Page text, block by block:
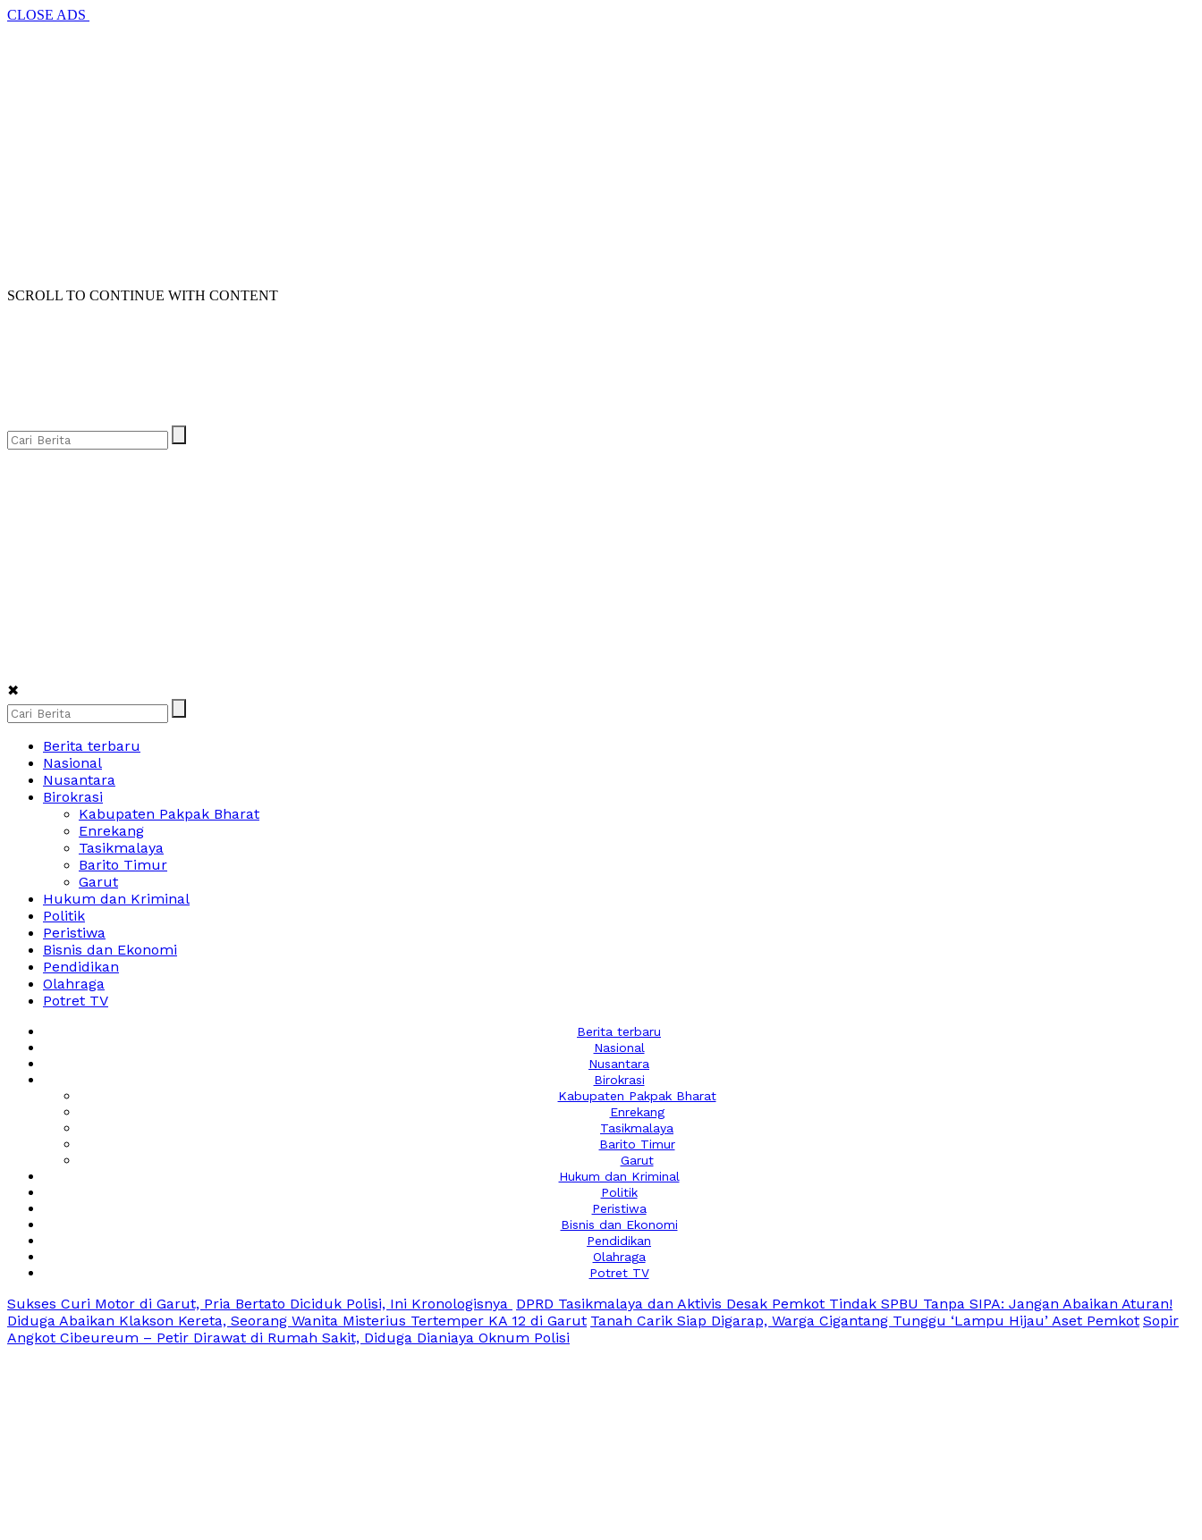
CLOSE ADS
SCROLL TO CONTINUE WITH CONTENT
✖
Berita terbaru
Nasional
Nusantara
Birokrasi
Kabupaten Pakpak Bharat
Enrekang
Tasikmalaya
Barito Timur
Garut
Hukum dan Kriminal
Politik
Peristiwa
Bisnis dan Ekonomi
Pendidikan
Olahraga
Potret TV
Berita terbaru
Nasional
Nusantara
Birokrasi
Kabupaten Pakpak Bharat
Enrekang
Tasikmalaya
Barito Timur
Garut
Hukum dan Kriminal
Politik
Peristiwa
Bisnis dan Ekonomi
Pendidikan
Olahraga
Potret TV
Sukses Curi Motor di Garut, Pria Bertato Diciduk Polisi, Ini Kronologisnya DPRD Tasikmalaya dan Aktivis Desak Pemkot Tindak SPBU Tanpa SIPA: Jangan Abaikan Aturan!
Diduga Abaikan Klakson Kereta, Seorang Wanita Misterius Tertemper KA 12 di Garut Tanah Carik Siap Digarap, Warga Cigantang Tunggu ‘Lampu Hijau’ Aset Pemkot Sopir
Angkot Cibeureum – Petir Dirawat di Rumah Sakit, Diduga Dianiaya Oknum Polisi